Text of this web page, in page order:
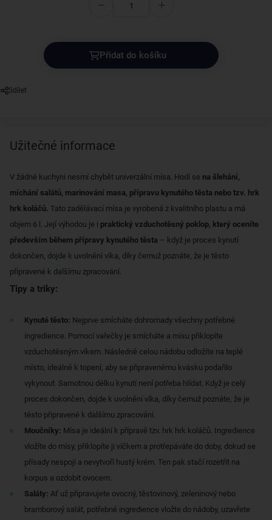
Přidat do košíku
Sdílet
Užitečné informace
V žádné kuchyni nesmí chybět univerzální mísa. Hodí se na šlehání,
míchání salátů, marinování masa, přípravu kynutého těsta nebo tzv. hrk
hrk koláčů. Tato zadělávací mísa je vyrobená z kvalitního plastu a má
objem 6 l. Její výhodou je i praktický vzduchotěsný poklop, který oceníte
především během přípravy kynutého těsta – když je proces kynutí
dokončen, dojde k uvolnění víka, díky čemuž poznáte, že je těsto
připravené k dalšímu zpracování.
Tipy a triky:
Kynuté těsto: Nejprve smícháte dohromady všechny potřebné
ingredience. Pomocí vařečky je smícháte a mísu přiklopíte
vzduchotěsným víkem. Následně celou nádobu odložíte na teplé
místo, ideálně k topení, aby se připravenému kvásku podařilo
vykynout. Samotnou délku kynutí není potřeba hlídat. Když je celý
proces dokončen, dojde k uvolnění víka, díky čemuž poznáte, že je
těsto připravené k dalšímu zpracování.
Moučníky: Mísa je ideální k přípravě tzv. hrk hrk koláčů. Ingredience
vložíte do mísy, přiklopíte ji víčkem a protřepáváte do doby, dokud se
přísady nespojí a nevytvoří hustý krém. Ten pak stačí rozetřít na
korpus a ozdobit ovocem.
Saláty: Ať už připravujete ovocný, těstovinový, zeleninový nebo
bramborový salát, potřebné ingredience vložte do nádoby, uzavřete